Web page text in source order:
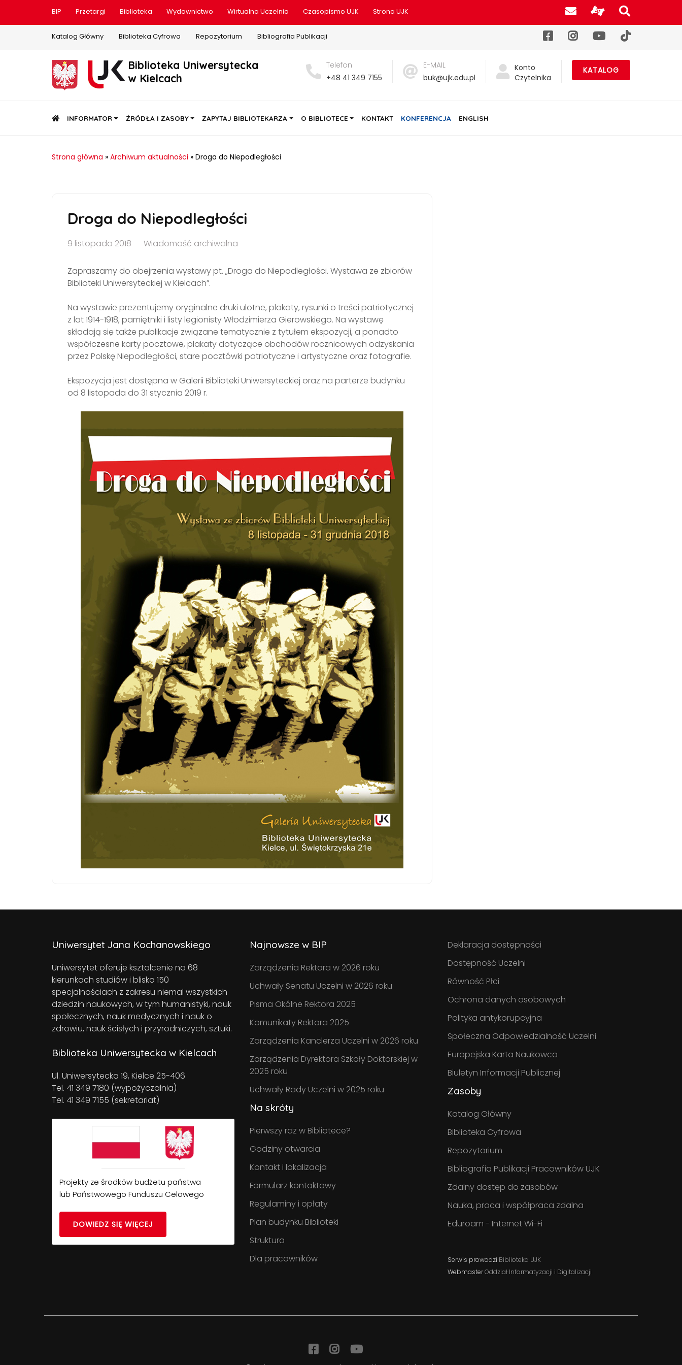
BIP Przetargi Biblioteka Wydawnictwo Wirtualna Uczelnia Czasopismo UJK Strona UJK Poczta UJKInformacje
Szukaj
Katalog Główny Biblioteka Cyfrowa Repozytorium Bibliografia Publikacji Facebook
Instagram
YouTube
TikTok
Biblioteka Uniwersytecka
w Kielcach
Telefon
+48 41 349 7155
E-MAIL
buk@ujk.edu.pl
Konto
Czytelnika
KATALOG
STRONA GŁÓWNA
INFORMATOR ŹRÓDŁA I ZASOBY ZAPYTAJ BIBLIOTEKARZA O BIBLIOTECE KONTAKT KONFERENCJA ENGLISH
Strona główna » Archiwum aktualności » Droga do Niepodległości
Droga do Niepodległości
9 listopada 2018 Wiadomość archiwalna
Zapraszamy do obejrzenia wystawy pt. „Droga do Niepodległości. Wystawa ze zbiorów
Biblioteki Uniwersyteckiej w Kielcach”.
Na wystawie prezentujemy oryginalne druki ulotne, plakaty, rysunki o treści patriotycznej
z lat 1914-1918, pamiętniki i listy legionisty Włodzimierza Gierowskiego. Na wystawę
składają się także publikacje związane tematycznie z tytułem ekspozycji, a ponadto
współczesne karty pocztowe, plakaty dotyczące obchodów rocznicowych odzyskania
przez Polskę Niepodległości, stare pocztówki patriotyczne i artystyczne oraz fotografie.
Ekspozycja jest dostępna w Galerii Biblioteki Uniwersyteckiej oraz na parterze budynku
od 8 listopada do 31 stycznia 2019 r.
Uniwersytet Jana Kochanowskiego
Uniwersytet oferuje ksztalcenie na 68
kierunkach studiów i blisko 150
specjalnościach z zakresu niemal wszystkich
dziedzin naukowych, w tym humanistyki, nauk
społecznych, nauk medycznych i nauk o
zdrowiu, nauk ścisłych i przyrodniczych, sztuki.
Biblioteka Uniwersytecka w Kielcach
Ul. Uniwersytecka 19, Kielce 25-406
Tel. 41 349 7180 (wypożyczalnia)
Tel. 41 349 7155 (sekretariat)
Projekty ze środków budżetu państwa
lub Państwowego Funduszu Celowego
DOWIEDZ SIĘ WIĘCEJ
Najnowsze w BIP
Zarządzenia Rektora w 2026 roku
Uchwały Senatu Uczelni w 2026 roku
Pisma Okólne Rektora 2025
Komunikaty Rektora 2025
Zarządzenia Kanclerza Uczelni w 2026 roku
Zarządzenia Dyrektora Szkoły Doktorskiej w
2025 roku
Uchwały Rady Uczelni w 2025 roku
Na skróty
Pierwszy raz w Bibliotece?
Godziny otwarcia
Kontakt i lokalizacja
Formularz kontaktowy
Regulaminy i opłaty
Plan budynku Biblioteki
Struktura
Dla pracowników
Deklaracja dostępności
Dostępność Uczelni
Równość Płci
Ochrona danych osobowych
Polityka antykorupcyjna
Społeczna Odpowiedzialność Uczelni
Europejska Karta Naukowca
Biuletyn Informacji Publicznej
Zasoby
Katalog Główny
Biblioteka Cyfrowa
Repozytorium
Bibliografia Publikacji Pracowników UJK
Zdalny dostęp do zasobów
Nauka, praca i współpraca zdalna
Eduroam - Internet Wi-Fi
Serwis prowadzi Biblioteka UJK
WebmasterOddział Informatyzacji i Digitalizacji
Facebook
Instagram
YouTube